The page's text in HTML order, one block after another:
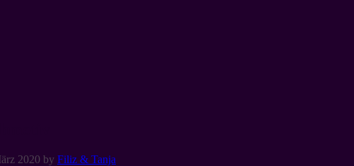
2020 by Filiz & Tanja